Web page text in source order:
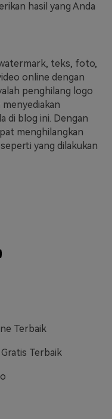
hasil yang Anda
teks, foto,
online dengan
penghilang logo
di blog ini. Dengan
menghilangkan
yang dilakukan
Terbaik
Terbaik